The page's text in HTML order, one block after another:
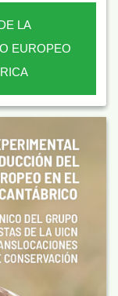
LA
EUROPEO